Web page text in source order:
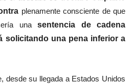
plenamente consciente de que
unasentencia de cadena
solicitando una pena inferior a
desde su llegada a Estados Unidos